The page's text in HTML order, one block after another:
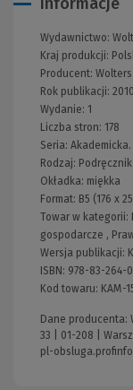
Informacje
Wydawnictwo:
Kraj produkcji:
Producent:
Rok publikacji: 2010
Wydanie: 1
Liczba stron: 178
Seria:
Rodzaj:
Okładka: miękka
Format: B5 (176 x
Towar w kategorii:
gospodarcze ,
Wersja publikacji:
ISBN: 978-83-264-
Kod towaru: KAM-
Dane producenta:
33 | 01-208 |
pl-